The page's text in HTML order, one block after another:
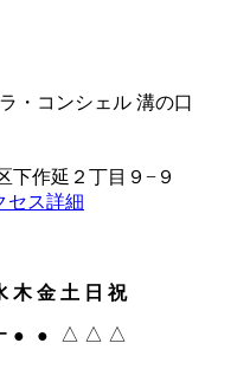
下作延２丁目９−９
セス詳細
木 金 土 日 祝
● ● △ △ △